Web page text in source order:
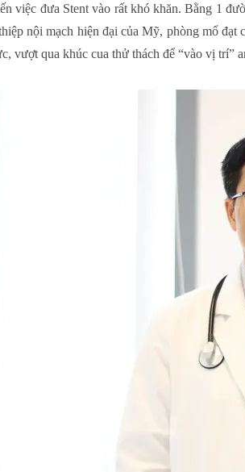
việc đưa Stent vào rất khó khăn. Bằng 1
nội mạch hiện đại của Mỹ, phòng mổ
vượt qua khúc cua thử thách để “vào vị trí”